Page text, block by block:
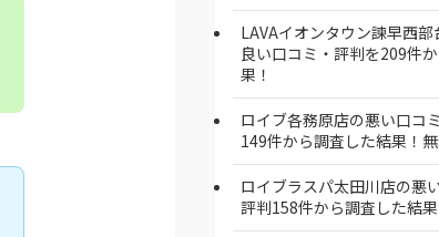
LAVAイオンタウン諫早西部
良い口コミ・評判を209件
果！
ロイブ各務原店の悪い口コ
149件から調査した結果！
ロイブラスパ太田川店の悪
評判158件から調査した結